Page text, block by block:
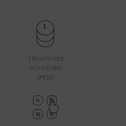
1 PUNTO PER
OGNI EURO
SPESO